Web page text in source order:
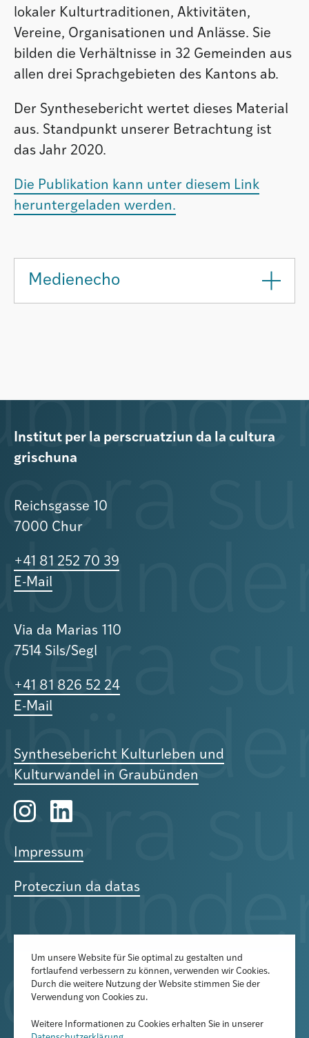
lokaler Kulturtraditionen, Aktivitäten,
Vereine, Organisationen und Anlässe. Sie
bilden die Verhältnisse in 32 Gemeinden aus
allen drei Sprachgebieten des Kantons ab.
Der Synthesebericht wertet dieses Material
aus. Standpunkt unserer Betrachtung ist
das Jahr 2020.
Die Publikation kann unter diesem Link
heruntergeladen werden.
Medienecho
Institut per la perscruatziun da la cultura
grischuna
Reichsgasse 10
7000 Chur
+41 81 252 70 39
E-Mail
Via da Marias 110
7514 Sils/Segl
+41 81 826 52 24
E-Mail
Synthesebericht Kulturleben und
Kulturwandel in Graubünden
Impressum
Protecziun da datas
Der Newsletter informiert über
aktuelle Veranstaltungen,
Publikationen und
Um unsere Website für Sie optimal zu gestalten und
fortlaufend verbessern zu können, verwenden wir Cookies.
Durch die weitere Nutzung der Website stimmen Sie der
Verwendung von Cookies zu.
Weitere Informationen zu Cookies erhalten Sie in unserer